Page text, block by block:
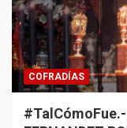
COFRADÍAS
#TalCómoFue.-